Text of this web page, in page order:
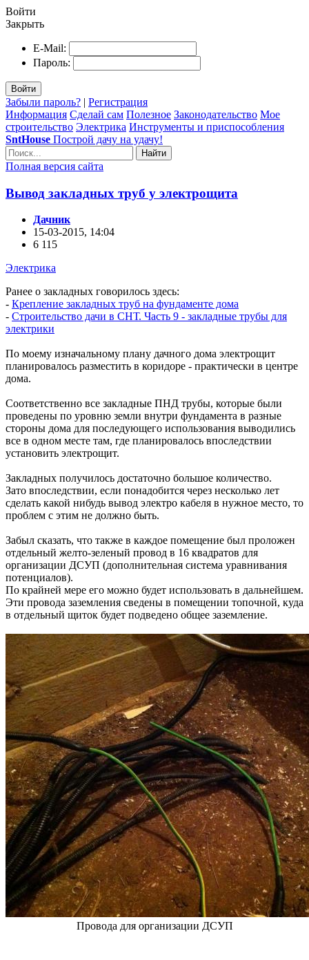
Войти
Закрыть
E-Mail:
Пароль:
Войти
Забыли пароль? | Регистрация
Информация Сделай сам Полезное Законодательство Мое
строительство Электрика Инструменты и приспособления
SntHouse Построй дачу на удачу!
Найти
Полная версия сайта
Вывод закладных труб у электрощита
Дачник
15-03-2015, 14:04
6 115
Электрика
Ранее о закладных говорилось здесь:
- Крепление закладных труб на фундаменте дома
- Строительство дачи в СНТ. Часть 9 - закладные трубы для
электрики
По моему изначальному плану дачного дома электрощит
планировалось разместить в коридоре - практически в центре
дома.
Соответственно все закладные ПНД трубы, которые были
проведены по уровню земли внутри фундамента в разные
стороны дома для последующего использования выводились
все в одном месте там, где планировалось впоследствии
установить электрощит.
Закладных получилось достаточно большое количество.
Зато впоследствии, если понадобится через несколько лет
сделать какой нибудь вывод электро кабеля в нужное место, то
проблем с этим не должно быть.
Забыл сказать, что также в каждое помещение был проложен
отдельный желто-зеленый провод в 16 квадратов для
организации ДСУП (дополнительная система уравнивания
потенциалов).
По крайней мере его можно будет использовать в дальнейшем.
Эти провода заземления сведены в помещении топочной, куда
в отдельный щиток будет подведено общее заземление.
Провода для организации ДСУП